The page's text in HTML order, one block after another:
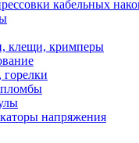
кабельных
клещи, кримперы
напряжения